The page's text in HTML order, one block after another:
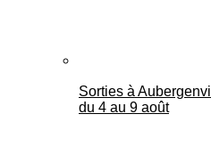
Sorties à
du 4 au 9 août